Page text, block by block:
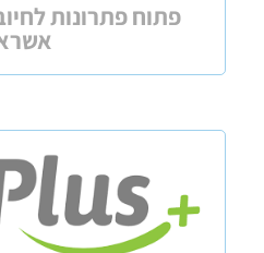
פתוח פתרונות